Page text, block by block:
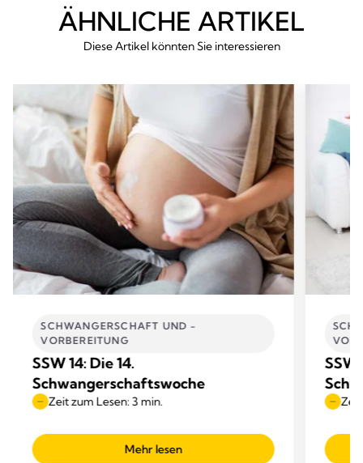
ÄHNLICHE ARTIKEL
Diese Artikel könnten Sie interessieren
SCHWANGERSCHAFT UND -
VORBEREITUNG
SSW 14: Die 14.
Schwangerschaftswoche
Zeit zum Lesen: 3 min.
Mehr lesen
SSW
Zeit